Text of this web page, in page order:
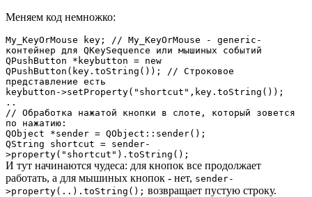
Меняем код немножко:
My_KeyOrMouse key; // My_KeyOrMouse - generic-
контейнер для QKeySequence или мышиных событий
QPushButton *keybutton = new
QPushButton(key.toString()); // Строковое
представление есть
keybutton->setProperty("shortcut",key.toString());
..
// Обработка нажатой кнопки в слоте, который зовется
по нажатию:
QObject *sender = QObject::sender();
QString shortcut = sender-
>property("shortcut").toString();
И тут начинаются чудеса: для кнопок все продолжает
работать, а для мышиных кнопок - нет, sender-
>property(..).toString(); возвращает пустую строку.